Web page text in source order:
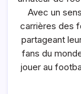
Avec un
carrières des
partageant
fans du
jouer au